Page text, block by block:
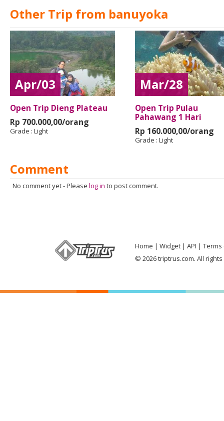
Other Trip from banuyoka
Apr/03
Open Trip Dieng Plateau
Rp 700.000,00/orang
Grade : Light
Mar/28
Open Trip Pulau
Pahawang 1 Hari
Rp 160.000,00/orang
Grade : Light
Comment
No comment yet-Please log in to post comment.
Home Widget API
Terms
© 2026 triptrus.com. All